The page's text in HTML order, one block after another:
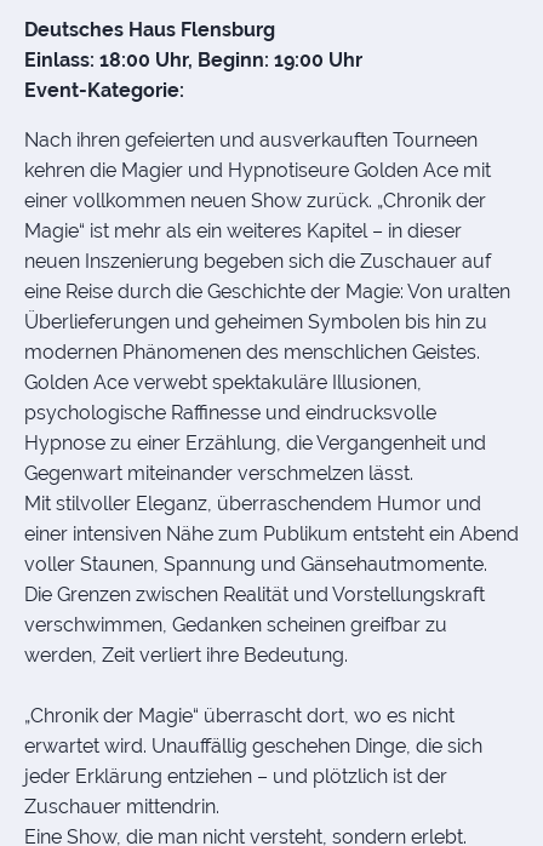
Deutsches Haus Flensburg
Einlass: 18:00 Uhr, Beginn: 19:00 Uhr
Event-Kategorie:
Nach ihren gefeierten und ausverkauften Tourneen
kehren die Magier und Hypnotiseure Golden Ace mit
einer vollkommen neuen Show zurück. „Chronik der
Magie“ ist mehr als ein weiteres Kapitel – in dieser
neuen Inszenierung begeben sich die Zuschauer auf
eine Reise durch die Geschichte der Magie: Von uralten
Überlieferungen und geheimen Symbolen bis hin zu
modernen Phänomenen des menschlichen Geistes.
Golden Ace verwebt spektakuläre Illusionen,
psychologische Raffinesse und eindrucksvolle
Hypnose zu einer Erzählung, die Vergangenheit und
Gegenwart miteinander verschmelzen lässt.
Mit stilvoller Eleganz, überraschendem Humor und
einer intensiven Nähe zum Publikum entsteht ein Abend
voller Staunen, Spannung und Gänsehautmomente.
Die Grenzen zwischen Realität und Vorstellungskraft
verschwimmen, Gedanken scheinen greifbar zu
werden, Zeit verliert ihre Bedeutung.
„Chronik der Magie“ überrascht dort, wo es nicht
erwartet wird. Unauffällig geschehen Dinge, die sich
jeder Erklärung entziehen – und plötzlich ist der
Zuschauer mittendrin.
Eine Show, die man nicht versteht, sondern erlebt.